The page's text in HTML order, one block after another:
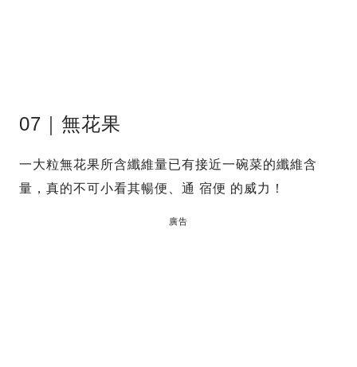
07｜無花果
一大粒無花果所含纖維量已有接近一碗菜的纖維含
量，真的不可小看其暢便、通 宿便 的威力！
廣告